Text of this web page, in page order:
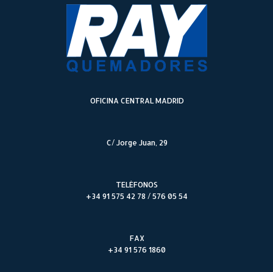
OFICINA CENTRAL MADRID
C/ Jorge Juan, 29
TELÉFONOS
+34 91 575 42 78 / 576 05 54
FAX
+34 91 576 1860